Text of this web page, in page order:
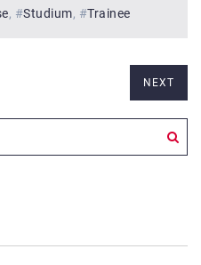
#Studium #Trainee
NEXT